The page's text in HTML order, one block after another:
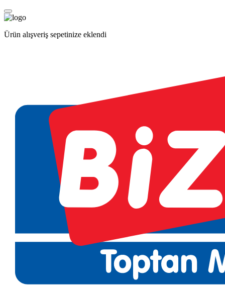
Ürün alışveriş sepetinize eklendi